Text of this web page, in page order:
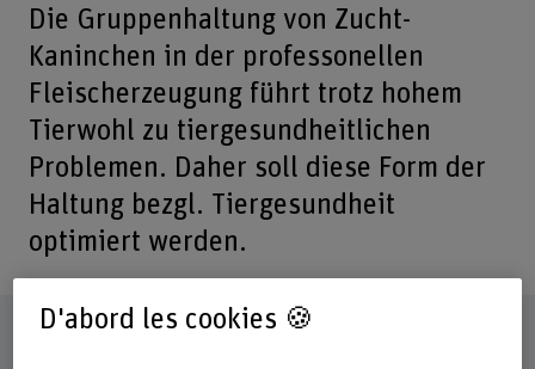
Die Gruppenhaltung von Zucht-
Kaninchen in der professonellen
Fleischerzeugung führt trotz hohem
Tierwohl zu tiergesundheitlichen
Problemen. Daher soll diese Form der
Haltung bezgl. Tiergesundheit
optimiert werden.
Fiche signalétique
D'abord les cookies 🍪